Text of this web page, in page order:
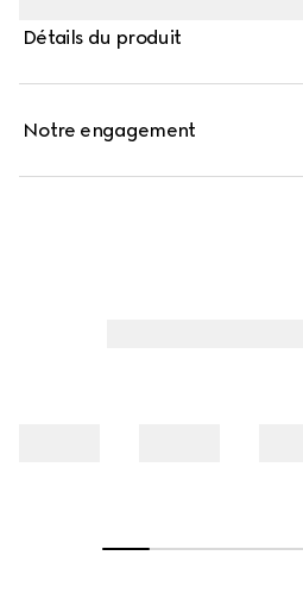
Détails du produit
Notre engagement